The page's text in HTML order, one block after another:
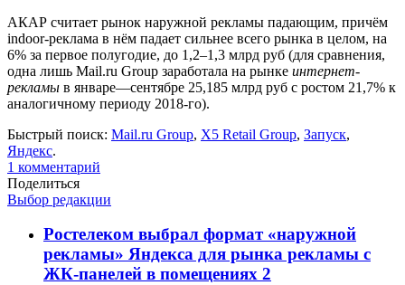
АКАР считает рынок наружной рекламы падающим, причём
indoor-реклама в нём падает сильнее всего рынка в целом, на
6% за первое полугодие, до 1,2–1,3 млрд руб (для сравнения,
одна лишь Mail.ru Group заработала на рынке интернет-
рекламы в январе—сентябре 25,185 млрд руб с ростом 21,7% к
аналогичному периоду 2018-го).
Быстрый поиск: Mail.ru Group, X5 Retail Group, Запуск,
Яндекс.
1 комментарий
Поделиться
Выбор редакции
Ростелеком выбрал формат «наружной
рекламы» Яндекса для рынка рекламы с
ЖК-панелей в помещениях 2